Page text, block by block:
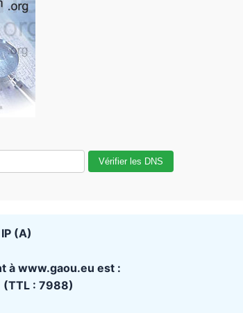
Vérifier les DNS
(A)
à www.gaou.eu est :
: 7988)